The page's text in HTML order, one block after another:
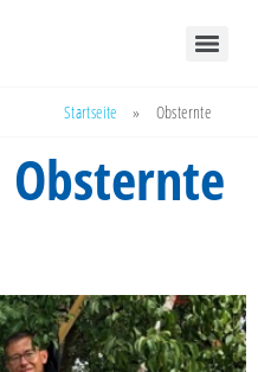
Startseite » Obsternte
Obsternte